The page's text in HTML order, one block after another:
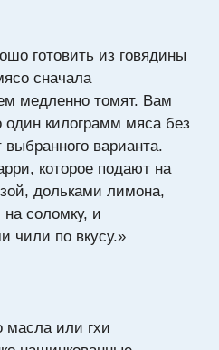
готовить из говядины
сначала
медленно томят. Вам
один килограмм мяса без
варианта.
которое подают на
дольками лимона,
соломку, и
чили по вкусу.»
масла или гхи